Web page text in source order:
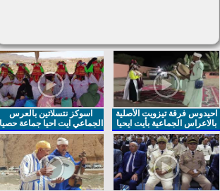
احيدوس فرقة تيزويت الأصلية
بالاعراس الجماعية بأيت ايحيا
اسوكز نتسلاتين بالعرس
الجماعي ايت احيا جماعة حصيا